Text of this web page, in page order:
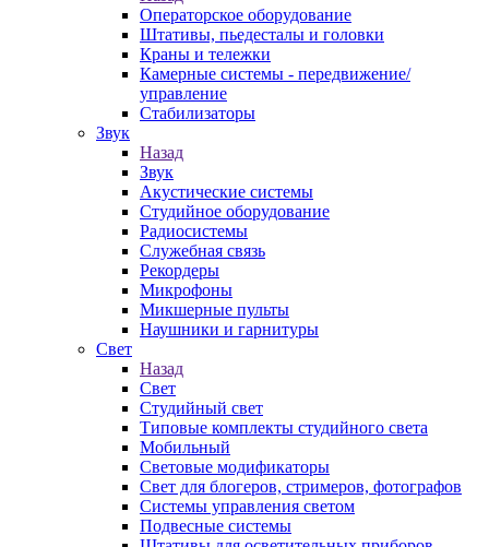
Операторское оборудование
Штативы, пьедесталы и головки
Краны и тележки
Камерные системы - передвижение/
управление
Стабилизаторы
Звук
Назад
Звук
Акустические системы
Студийное оборудование
Радиосистемы
Служебная связь
Рекордеры
Микрофоны
Микшерные пульты
Наушники и гарнитуры
Свет
Назад
Свет
Студийный свет
Типовые комплекты студийного света
Мобильный
Световые модификаторы
Свет для блогеров, стримеров, фотографов
Системы управления светом
Подвесные системы